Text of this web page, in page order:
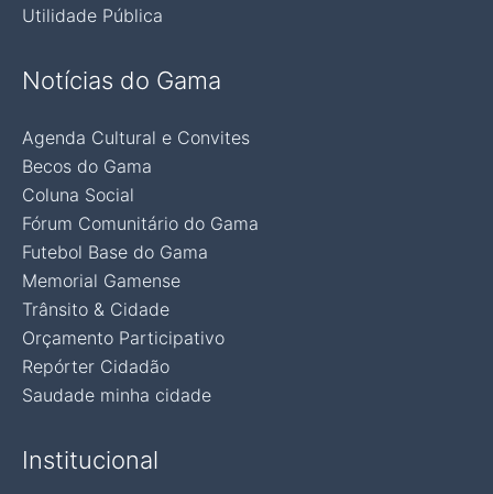
Utilidade Pública
Notícias do Gama
Agenda Cultural e Convites
Becos do Gama
Coluna Social
Fórum Comunitário do Gama
Futebol Base do Gama
Memorial Gamense
Trânsito & Cidade
Orçamento Participativo
Repórter Cidadão
Saudade minha cidade
Institucional